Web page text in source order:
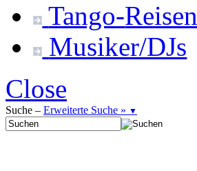
Tango-Reisen
Musiker/DJs
Close
Suche – Erweiterte Suche » ▼